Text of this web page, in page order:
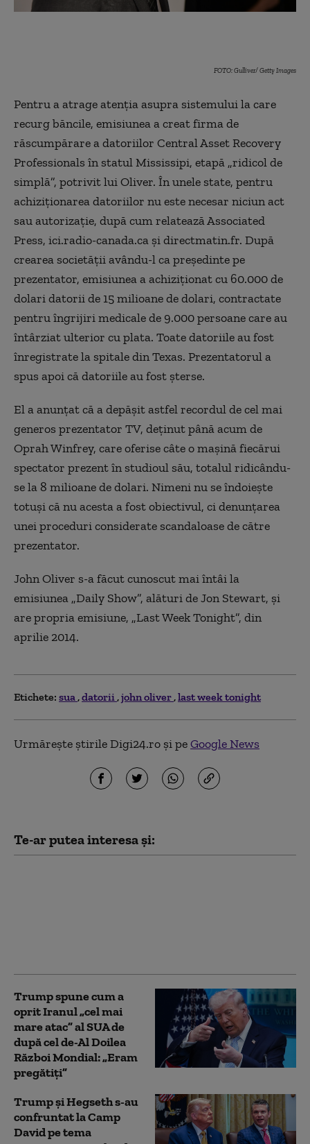
FOTO: Gulliver/ Getty Images
Pentru a atrage atenția asupra sistemului la care
recurg băncile, emisiunea a creat firma de
răscumpărare a datoriilor Central Asset Recovery
Professionals în statul Mississipi, etapă „ridicol de
simplă”, potrivit lui Oliver. În unele state, pentru
achiziționarea datoriilor nu este necesar niciun act
sau autorizație, după cum relatează Associated
Press, ici.radio-canada.ca și directmatin.fr. După
crearea societății avându-l ca președinte pe
prezentator, emisiunea a achiziționat cu 60.000 de
dolari datorii de 15 milioane de dolari, contractate
pentru îngrijiri medicale de 9.000 persoane care au
întârziat ulterior cu plata. Toate datoriile au fost
înregistrate la spitale din Texas. Prezentatorul a
spus apoi că datoriile au fost șterse.
El a anunțat că a depășit astfel recordul de cel mai
generos prezentator TV, deținut până acum de
Oprah Winfrey, care oferise câte o mașină fiecărui
spectator prezent în studioul său, totalul ridicându-
se la 8 milioane de dolari. Nimeni nu se îndoiește
totuși că nu acesta a fost obiectivul, ci denunțarea
unei proceduri considerate scandaloase de către
prezentator.
John Oliver s-a făcut cunoscut mai întâi la
emisiunea „Daily Show”, alături de Jon Stewart, și
are propria emisiune, „Last Week Tonight”, din
aprilie 2014.
Etichete: sua datorii john oliver last week tonight
Urmărește știrile Digi24.ro și peGoogle News
Te-ar putea interesa și:
Trump spune cum a
oprit Iranul „cel mai
mare atac” al SUA de
după cel de-Al Doilea
Război Mondial: „Eram
pregătiți”
Trump şi Hegseth s-au
confruntat la Camp
David pe tema